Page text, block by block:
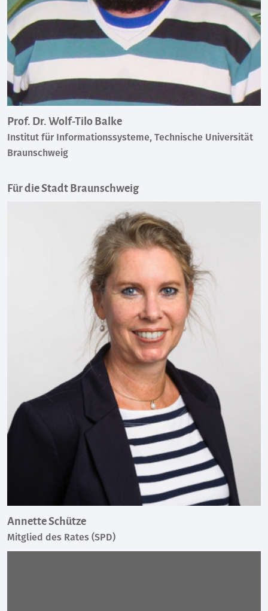
Prof. Dr. Wolf-Tilo Balke
Institut für Informationssysteme, Technische Universität
Braunschweig
Für die Stadt Braunschweig
Annette Schütze
Mitglied des Rates (SPD)